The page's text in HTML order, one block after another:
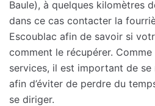
Baule), à quelques kilomètres
dans ce cas contacter la
Escoublac afin de savoir si
comment le récupérer. Comme
services, il est important de se
afin d’éviter de perdre du
se diriger.